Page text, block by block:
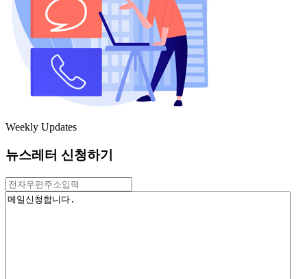
Weekly Updates
뉴스레터 신청하기